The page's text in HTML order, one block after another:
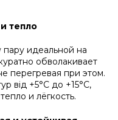
тепло
пару идеальной на
обволакивает
перегревая при этом.
від +5°C до +15°C,
и лёгкость.